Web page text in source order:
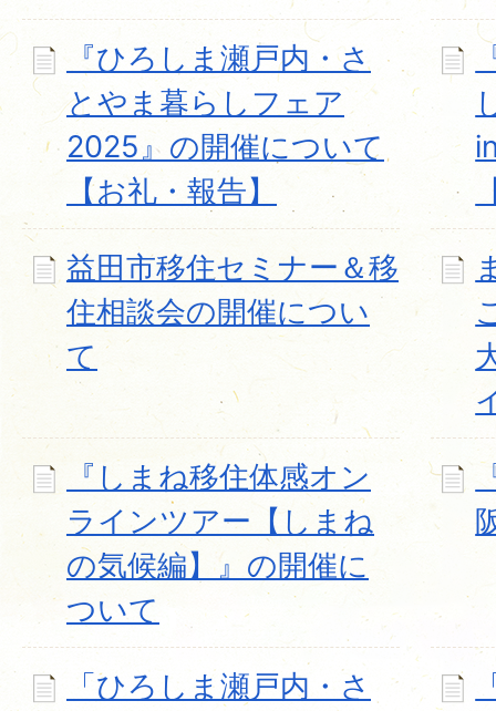
『ひろしま瀬戸内・さ
とやま暮らしフェア
2025』の開催について
【お礼・報告】
益田市移住セミナー＆移
住相談会の開催につい
て
『しまね移住体感オン
ラインツアー【しまね
の気候編】』の開催に
ついて
「ひろしま瀬戸内・さ